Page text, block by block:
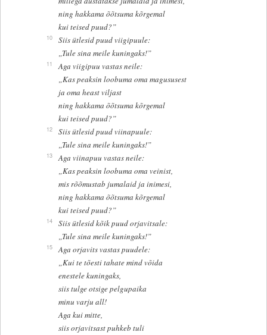
ning hakkama õõtsuma kõrgemal
kui teised puud?”
10
Siis ütlesid puud viigipuule:
„Tule sina meile kuningaks!”
11
Aga viigipuu vastas neile:
„Kas peaksin loobuma oma magususest
ja oma heast viljast
ning hakkama õõtsuma kõrgemal
kui teised puud?”
12
Siis ütlesid puud viinapuule:
„Tule sina meile kuningaks!”
13
Aga viinapuu vastas neile:
„Kas peaksin loobuma oma veinist,
mis rõõmustab jumalaid ja inimesi,
ning hakkama õõtsuma kõrgemal
kui teised puud?”
14
Siis ütlesid kõik puud orjavitsale:
„Tule sina meile kuningaks!”
15
Aga orjavits vastas puudele:
„Kui te tõesti tahate mind võida
enestele kuningaks,
siis tulge otsige pelgupaika
minu varju all!
Aga kui mitte,
siis orjavitsast puhkeb tuli